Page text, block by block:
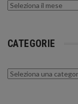
Archivi
CATEGORIE
Categorie